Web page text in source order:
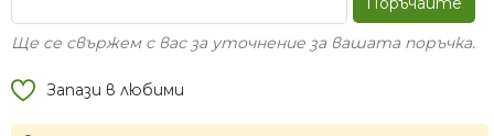
Ще се свържем с вас за уточнение за вашата поръчка.
Запази в любими